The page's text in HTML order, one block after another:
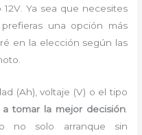
Ya sea que necesites
una opción más
en la elección según las
(Ah), voltaje (V) o el tipo
tomar la mejor decisión.
no solo arranque sin